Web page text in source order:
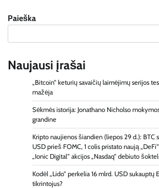
Paieška
Naujausi įrašai
„Bitcoin“ keturių savaičių laimėjimų serijos
mažėja
Sėkmės istorija: Jonathano Nicholso
grandine
Kripto naujienos šiandien (liepos 29 d.):
USD prieš FOMC, 1 colis pristato naują
„Ionic Digital“ akcijos „Nasdaq“ debiuto
Kodėl „Lido“ perkelia 16 mlrd. USD sukauptų
tikrintojus?